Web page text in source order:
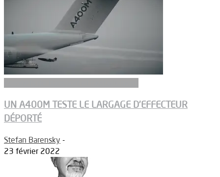
UN A400M TESTE LE LARGAGE D’EFFECTEUR
DÉPORTÉ
Stefan Barensky -
23 février 2022